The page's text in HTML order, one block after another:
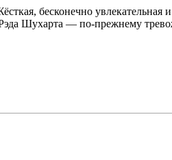
бесконечно увлекательная
Шухарта — по-прежнему